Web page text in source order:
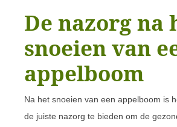
De nazorg na
snoeien van
appelboom
Na het snoeien van een appelboom is
de juiste nazorg te bieden om de